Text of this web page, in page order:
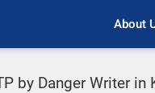
About
by Danger Writer in